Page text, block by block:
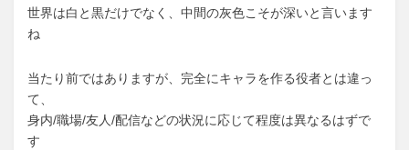
世界は白と黒だけでなく、中間の灰色こそが深いと言います
ね
当たり前ではありますが、完全にキャラを作る役者とは違っ
て、
身内/職場/友人/配信などの状況に応じて程度は異なるはずで
す